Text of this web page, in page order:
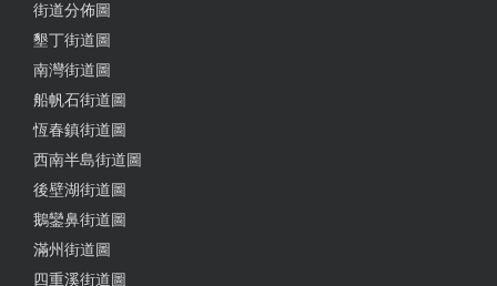
街道分佈圖
墾丁街道圖
南灣街道圖
船帆石街道圖
恆春鎮街道圖
西南半島街道圖
後壁湖街道圖
鵝鑾鼻街道圖
滿州街道圖
四重溪街道圖